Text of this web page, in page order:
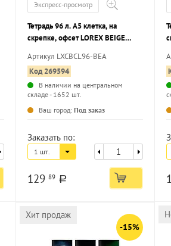
Экспресс-просмотр
Тетрадь 96 л. А5 клетка, на
скрепке, офсет LOREX BEIGE
запечатка форзаца, матовая
ламинация, эмбоссинг
Артикул LXCBCL96-BEA
Код 269594
В наличии на центральном
складе - 1652 шт.
Ваш город: Под заказ
Заказать по:
1 шт.
129 89 a
Хит продаж
-15%